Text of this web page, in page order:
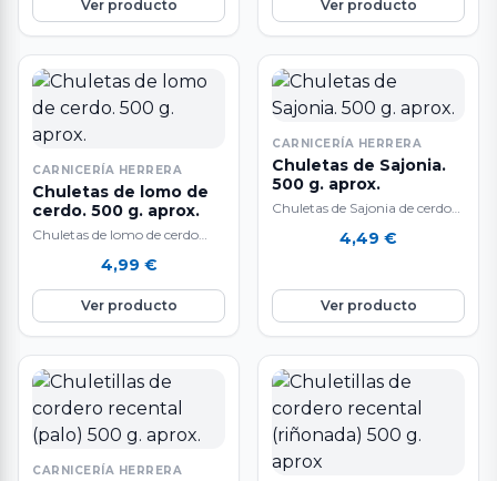
Ver producto Ver producto
CARNICERÍA HERRERA
Chuletas de lomo de
cerdo. 500 g. aprox.
Chuletas de lomo de cerdo
aproximadamente. Muy ricas
y sabrosas, además…
4,99 €
Ver producto
CARNICERÍA HERRERA
Chuletas de Sajonia.
500 g. aprox.
Chuletas de Sajonia de cerdo
aproximadamente. Muy ricas
4,49 €
Ver producto
CARNICERÍA HERRERA